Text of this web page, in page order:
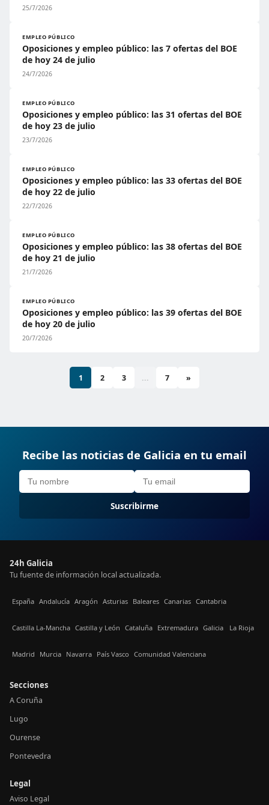
25/7/2026
EMPLEO PÚBLICO
Oposiciones y empleo público: las 7 ofertas del BOE
de hoy 24 de julio
24/7/2026
EMPLEO PÚBLICO
Oposiciones y empleo público: las 31 ofertas del BOE
de hoy 23 de julio
23/7/2026
EMPLEO PÚBLICO
Oposiciones y empleo público: las 33 ofertas del BOE
de hoy 22 de julio
22/7/2026
EMPLEO PÚBLICO
Oposiciones y empleo público: las 38 ofertas del BOE
de hoy 21 de julio
21/7/2026
EMPLEO PÚBLICO
Oposiciones y empleo público: las 39 ofertas del BOE
de hoy 20 de julio
20/7/2026
1 2 3 ... 7 »
Recibe las noticias de Galicia en tu email
Suscribirme
24h Galicia
Tu fuente de información local actualizada.
España Andalucía Aragón Asturias Baleares Canarias Cantabria
Castilla La-Mancha Castilla y León Cataluña Extremadura Galicia La Rioja
Madrid Murcia Navarra País Vasco Comunidad Valenciana
Secciones
A Coruña
Lugo
Ourense
Pontevedra
Legal
Aviso Legal